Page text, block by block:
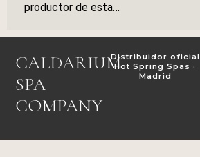
productor de esta…
CALDARIUM
SPA
COMPANY
Distribuidor oficial
Hot Spring Spas ·
Madrid